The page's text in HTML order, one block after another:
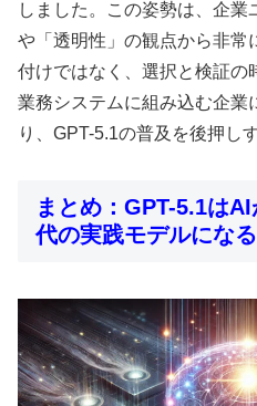
しました。この姿勢は、企業
や「透明性」の観点から非常
付けではなく、選択と検証の
業務システムに組み込む企業
り、GPT-5.1の普及を後押し
まとめ：GPT-5.1は
代の実践モデルになる